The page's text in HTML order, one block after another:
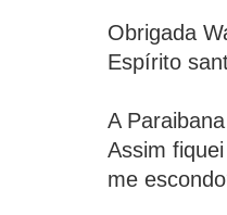
Obrigada
Espírito
A
Assim
me